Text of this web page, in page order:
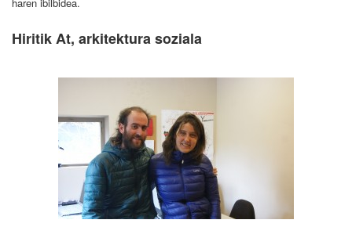
Hiritik At, arkitektura soziala